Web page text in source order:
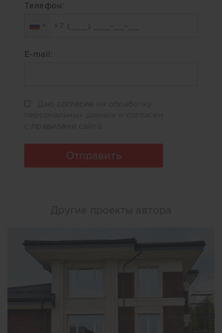
Телефон:
E-mail:
Даю
на обработку
персональных данных и согласен
с
сайта
Отправить